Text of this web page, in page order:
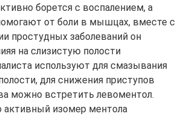
борется с воспалением, а
от боли в мышцах, вместе с
простудных заболеваний он
на слизистую полости
используют для смазывания
для снижения приступов
можно встретить левоментол.
активный изомер ментола